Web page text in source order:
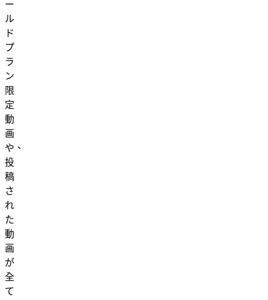
ー
ル
ド
プ
ラ
ン
限
定
動
画
や、
投
稿
さ
れ
た
動
画
が
全
て